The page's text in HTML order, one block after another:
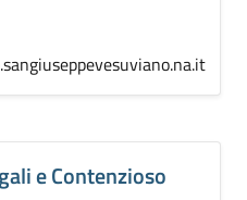
e Contenzioso